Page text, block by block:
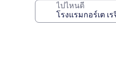
ไปไหนดี